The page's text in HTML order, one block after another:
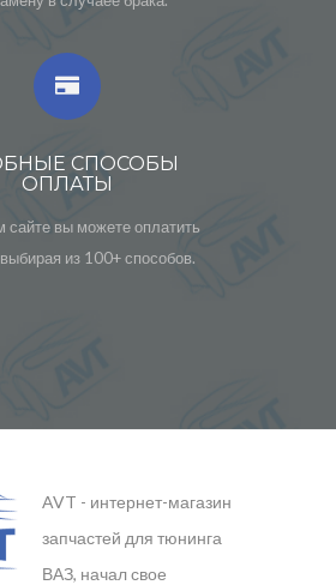
СПОСОБЫ
ОПЛАТЫ
сайте вы можете оплатить
из 100+ способов.
AVT - интернет-магазин
запчастей для тюнинга
ВАЗ, начал свое